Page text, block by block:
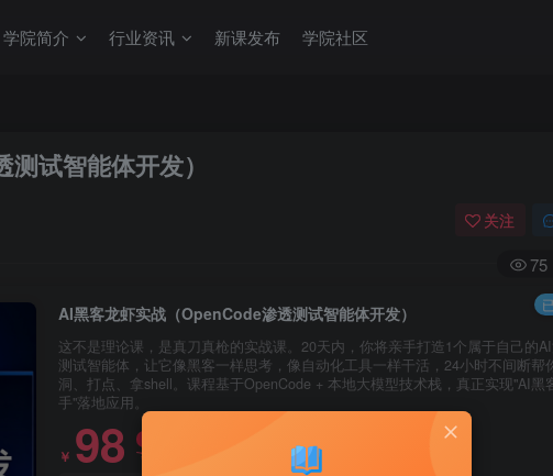
学院简介 行业资讯 新课发布 学院社区
试智能体开发）
关注
75
AI黑客龙虾实战（OpenCode渗透测试智能体开发）
这不是理论课，是真刀真枪的实战课。20天内，你将亲手打造1个属于自己的
测试智能体，让它像黑客一样思考，像自动化工具一样干活，24小时不间断帮
洞、打点、拿shell。课程基于OpenCode + 本地大模型技术栈，真正实现"AI黑
手"落地应用。
￥ 98 ￥